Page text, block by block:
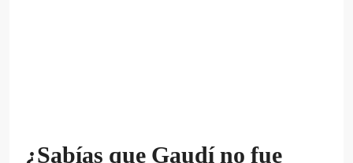
¿Sabías que Gaudí no fue